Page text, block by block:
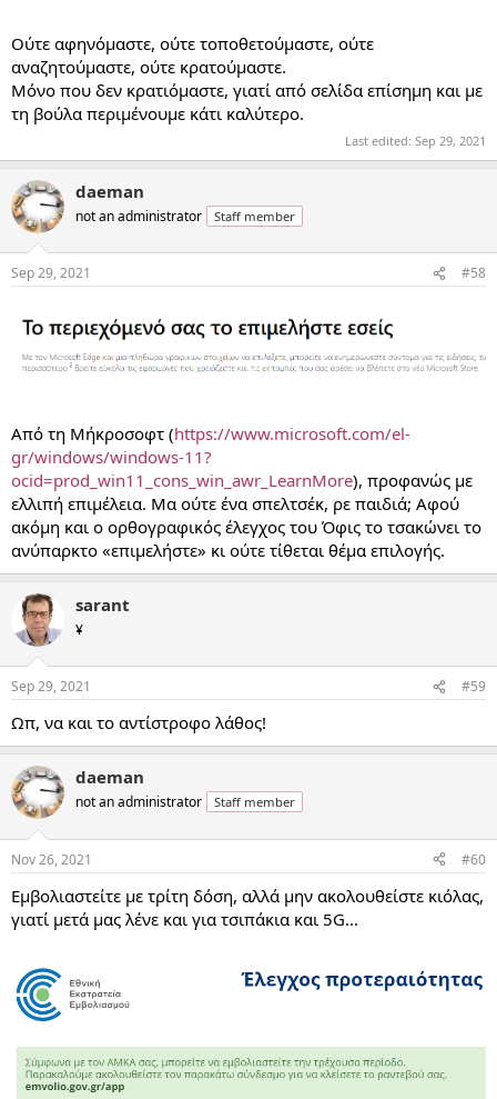
Ούτε αφηνόμαστε, ούτε τοποθετούμαστε, ούτε
αναζητούμαστε, ούτε κρατούμαστε.
Μόνο που δεν κρατιόμαστε, γιατί από σελίδα επίσημη και με
τη βούλα περιμένουμε κάτι καλύτερο.
Last edited: Sep 29, 2021
daeman
not an administrator Staff member
Sep 29, 2021 #58
Από τη Μήκροσοφτ (https://www.microsoft.com/el-
gr/windows/windows-11?
ocid=prod_win11_cons_win_awr_LearnMore), προφανώς με
ελλιπή επιμέλεια. Μα ούτε ένα σπελτσέκ, ρε παιδιά; Αφού
ακόμη και ο ορθογραφικός έλεγχος του Όφις το τσακώνει το
ανύπαρκτο «επιμελήστε» κι ούτε τίθεται θέμα επιλογής.
sarant
¥
Sep 29, 2021 #59
Ωπ, να και το αντίστροφο λάθος!
daeman
not an administrator Staff member
Nov 26, 2021 #60
Εμβολιαστείτε με τρίτη δόση, αλλά μην ακολουθείστε κιόλας,
γιατί μετά μας λένε και για τσιπάκια και 5G...